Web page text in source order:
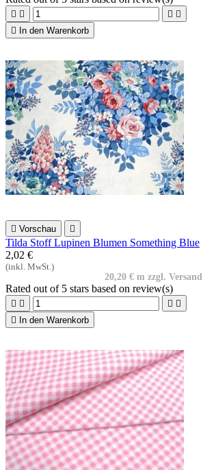
   

In den Warenkorb
 Vorschau 
Tilda Stoff Lupinen Blumen Something Blue
2,02 €
(inkl. MwSt.)
20,20 € m zzgl. Versand
Rated out of 5 stars based on review(s)
   

In den Warenkorb